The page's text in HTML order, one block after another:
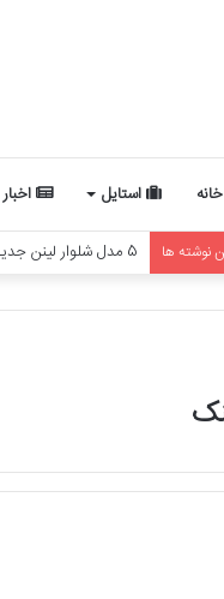
خانه استایل اخبار
نوشته ها 5 مدل شلوار لینن جدید برای 1405